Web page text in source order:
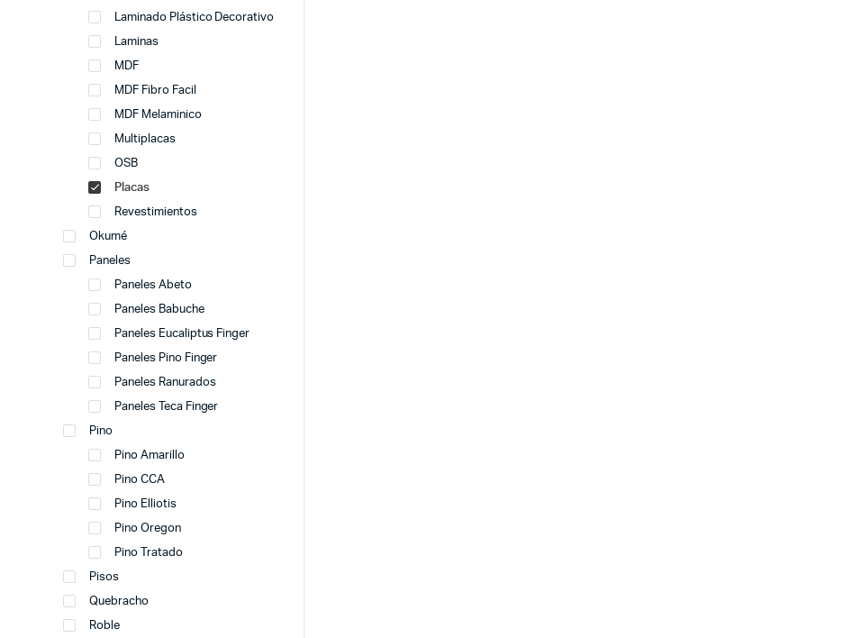
Laminado Plástico Decorativo
Laminas
MDF
MDF Fibro Facil
MDF Melaminico
Multiplacas
OSB
Placas
Revestimientos
Okumé
Paneles
Paneles Abeto
Paneles Babuche
Paneles Eucaliptus Finger
Paneles Pino Finger
Paneles Ranurados
Paneles Teca Finger
Pino
Pino Amarillo
Pino CCA
Pino Elliotis
Pino Oregon
Pino Tratado
Pisos
Quebracho
Roble